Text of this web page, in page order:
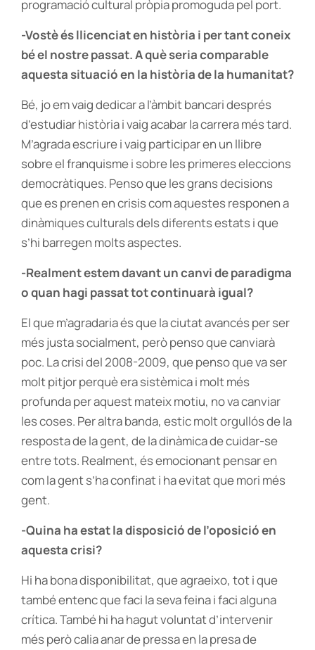
programació cultural pròpia promoguda pel port.
-Vostè és llicenciat en història i per tant coneix
bé el nostre passat. A què seria comparable
aquesta situació en la història de la humanitat?
Bé, jo em vaig dedicar a l’àmbit bancari després
d’estudiar història i vaig acabar la carrera més tard.
M’agrada escriure i vaig participar en un llibre
sobre el franquisme i sobre les primeres eleccions
democràtiques. Penso que les grans decisions
que es prenen en crisis com aquestes responen a
dinàmiques culturals dels diferents estats i que
s’hi barregen molts aspectes.
-Realment estem davant un canvi de paradigma
o quan hagi passat tot continuarà igual?
El que m’agradaria és que la ciutat avancés per ser
més justa socialment, però penso que canviarà
poc. La crisi del 2008-2009, que penso que va ser
molt pitjor perquè era sistèmica i molt més
profunda per aquest mateix motiu, no va canviar
les coses. Per altra banda, estic molt orgullós de la
resposta de la gent, de la dinàmica de cuidar-se
entre tots. Realment, és emocionant pensar en
com la gent s’ha confinat i ha evitat que mori més
gent.
-Quina ha estat la disposició de l’oposició en
aquesta crisi?
Hi ha bona disponibilitat, que agraeixo, tot i que
també entenc que faci la seva feina i faci alguna
crítica. També hi ha hagut voluntat d’intervenir
més però calia anar de pressa en la presa de